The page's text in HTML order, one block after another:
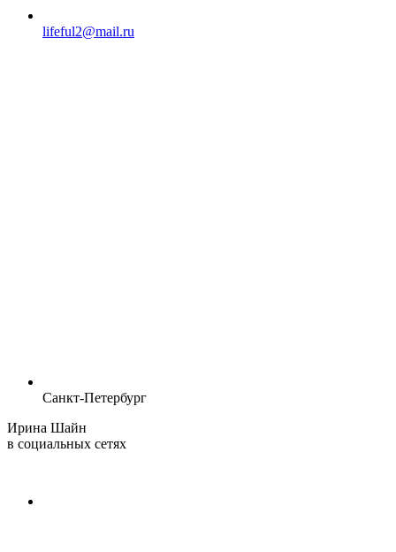
lifeful2@mail.ru
Санкт-Петербург
Ирина Шайн
в социальных сетях